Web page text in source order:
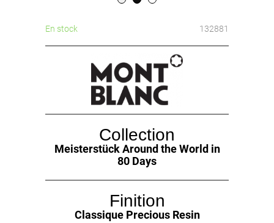
En stock 132881
Collection
Meisterstück Around the World in
80 Days
Finition
Classique Precious Resin